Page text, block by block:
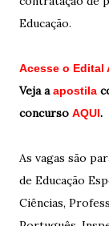
Educação.
Acesse o Edital
Veja aapostila
concurso AQUI.
As vagas são
de Educação
Ciências,